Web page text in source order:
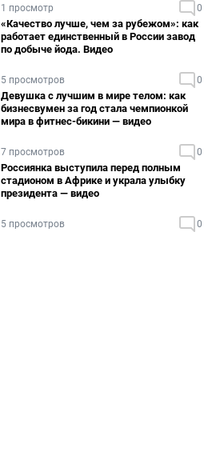
1 просмотр 0
«Качество лучше, чем за рубежом»: как
работает единственный в России завод
по добыче йода. Видео
5 просмотров 0
Девушка с лучшим в мире телом: как
бизнесвумен за год стала чемпионкой
мира в фитнес-бикини — видео
7 просмотров 0
Россиянка выступила перед полным
стадионом в Африке и украла улыбку
президента — видео
5 просмотров 0